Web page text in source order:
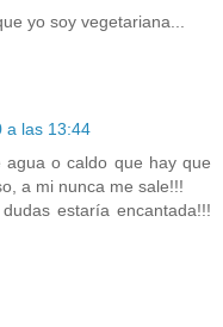
yo soy vegetariana...
a las 13:44
o caldo que hay que
a mi nunca me sale!!!
estaría encantada!!!